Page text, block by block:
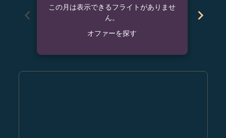
chevron_left
この月は表示できるフライトがありませ
ん。
オファーを探す
chevron_right